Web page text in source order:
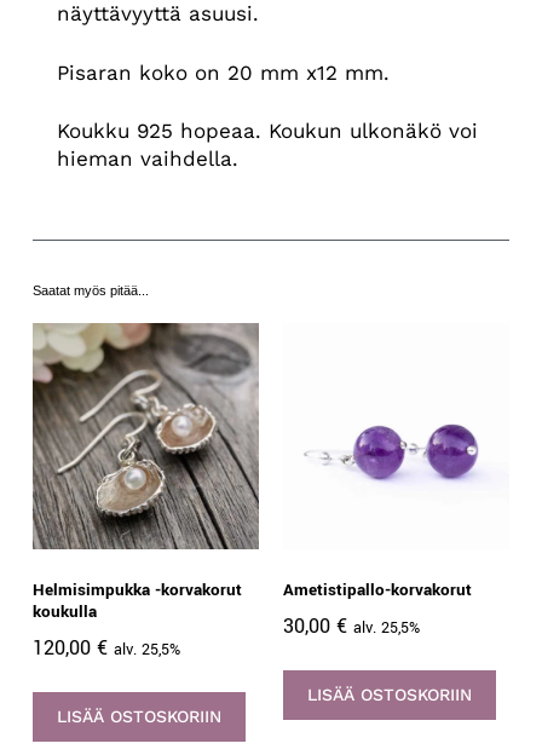
näyttävyyttä asuusi.
Pisaran koko on 20 mm x12 mm.
Koukku 925 hopeaa. Koukun ulkonäkö voi
hieman vaihdella.
Saatat myös pitää...
Helmisimpukka -korvakorut
koukulla
120,00 € alv. 25,5%
LISÄÄ OSTOSKORIIN
Ametistipallo-korvakorut
30,00 € alv. 25,5%
LISÄÄ OSTOSKORIIN